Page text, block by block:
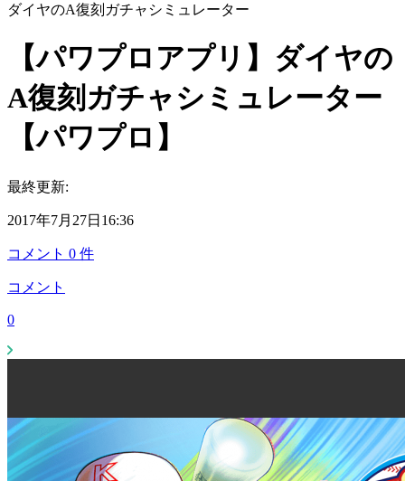
ダイヤのA復刻ガチャシミュレーター
【パワプロアプリ】ダイヤの
A復刻ガチャシミュレーター
【パワプロ】
最終更新:
2017年7月27日16:36
コメント 0 件
コメント
0